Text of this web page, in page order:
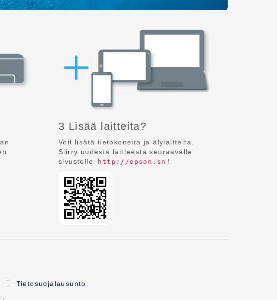
3 Lisää laitteita?
Voit lisätä tietokoneita ja älylaitteita.
Siirry uudesta laitteesta seuraavalle
sivustolle
http://epson.sn !
Tietosuojalausunto